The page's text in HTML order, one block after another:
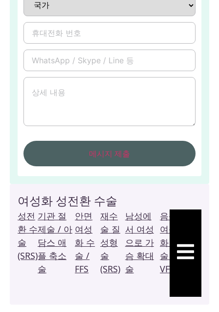
여성화 성전환 수술
성전
환 수
술
(SRS)
기관 절
제술 / 아
담스 애
플 축소
술
안면
여성
화 수
술 /
FFS
재수
술 질
성형
술
(SRS)
남성에
서 여성
으로 가
슴 확대
술
음성
여성
화 수
술 /
VFS
질
성
햄버거 토